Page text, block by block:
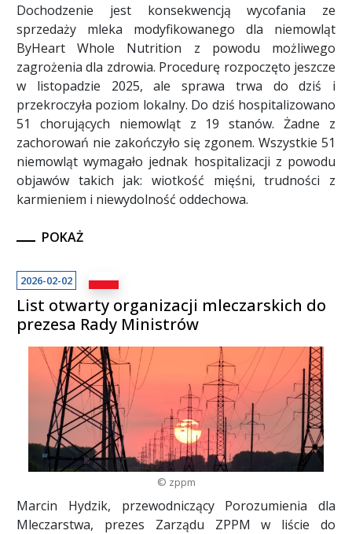
Dochodzenie jest konsekwencją wycofania ze
sprzedaży mleka modyfikowanego dla niemowląt
ByHeart Whole Nutrition z powodu możliwego
zagrożenia dla zdrowia. Procedurę rozpoczęto jeszcze
w listopadzie 2025, ale sprawa trwa do dziś i
przekroczyła poziom lokalny. Do dziś hospitalizowano
51 chorujących niemowląt z 19 stanów. Żadne z
zachorowań nie zakończyło się zgonem. Wszystkie 51
niemowląt wymagało jednak hospitalizacji z powodu
objawów takich jak: wiotkość mięśni, trudności z
karmieniem i niewydolność oddechowa.
POKAŻ
2026-02-02
List otwarty organizacji mleczarskich do
prezesa Rady Ministrów
© zppm
Marcin Hydzik, przewodniczący Porozumienia dla
Mleczarstwa, prezes Zarządu ZPPM w liście do